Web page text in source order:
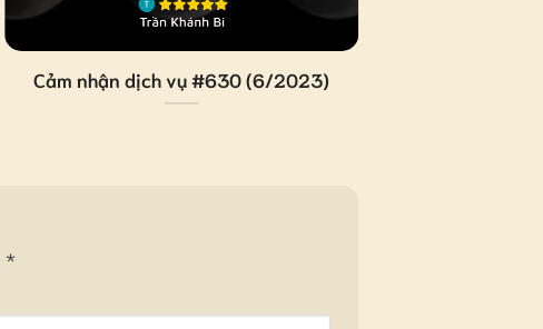
Cảm nhận dịch vụ #630 (6/2023)
*